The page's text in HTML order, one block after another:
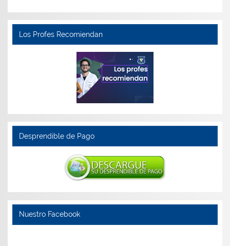
Los Profes Recomiendan
Desprendible de Pago
Nuestro Facebook